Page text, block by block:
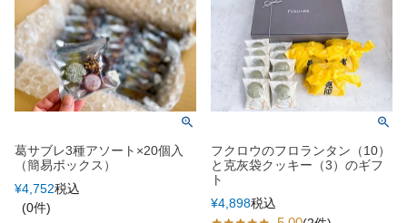
葛サブレ3種アソート×20個入
（簡易ボックス）
¥4,752税込
(0件)
フクロウのフロランタン（10）
と克灰袋クッキー（3）のギフ
ト
¥4,898税込